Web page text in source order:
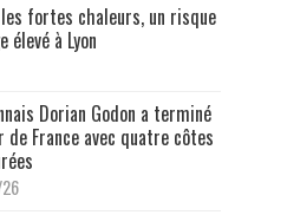
fortes chaleurs, un risque
élevé à Lyon
Dorian Godon a terminé
de France avec quatre côtes